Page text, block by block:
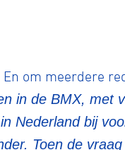
om meerdere
in de BMX, met
Nederland bij
Toen de vraag